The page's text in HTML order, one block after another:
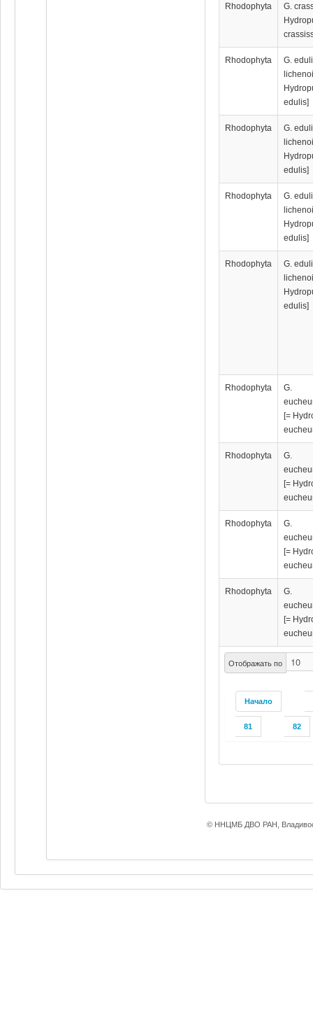
Отображать по
Начало
81 82
Rhodophyta
G.
Rhodophyta
G.
edulis]
Rhodophyta
G.
edulis]
Rhodophyta
G.
edulis]
Rhodophyta
G.
edulis]
Rhodophyta
G.
[=
Rhodophyta
G.
[=
Rhodophyta
G.
[=
Rhodophyta
G.
[=
© ННЦМБ ДВО РАН,